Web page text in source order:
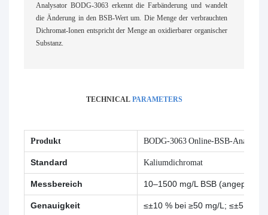
Analysator BODG-3063 erkennt die Farbänderung und wandelt
die Änderung in den BSB-Wert um. Die Menge der verbrauchten
Dichromat-Ionen entspricht der Menge an oxidierbarer organischer
Substanz.
TECHNICAL PARAMETERS
Produkt BODG-3063 Online-BSB-
Standard Kaliumdichromat
Messbereich 10–1500 mg/L BSB
Genauigkeit ≤±10 % bei ≥50 mg/L; ≤±5 mg/L